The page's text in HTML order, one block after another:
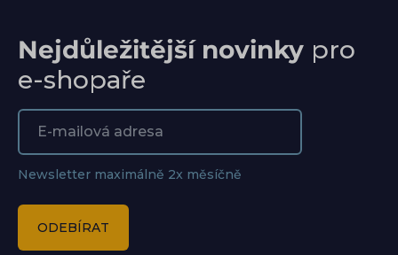
Nejdůležitější novinky pro
e-shopaře
Newsletter maximálně 2x měsíčně
ODEBÍRAT